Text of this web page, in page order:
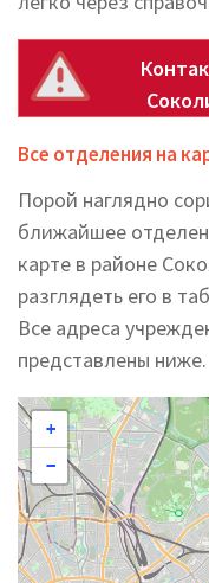
Все отделения на
Порой наглядно
ближайшее
карте в районе
разглядеть его в
Все адреса
представлены ниже.
+
−